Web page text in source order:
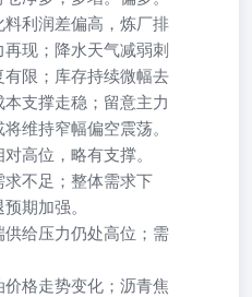
料利润差偏高，炼厂排
现；降水天气减弱刺
限；库存持续微幅去
支撑走稳；留意主力
维持窄幅偏空震荡。
高位，略有支撑。
求不足；整体需求下
期加强。
供给压力仍处高位；需
价格走势变化；沥青焦